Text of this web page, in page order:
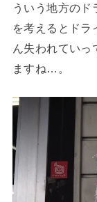
ういう地方のド
を考えるとドラ
ん失われていっ
ますね…。